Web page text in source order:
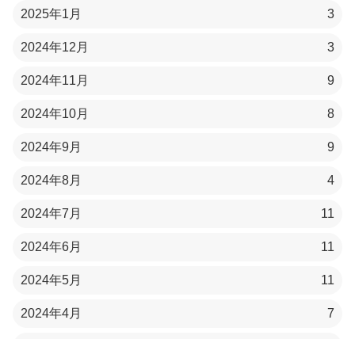
2025年1月 3
2024年12月 3
2024年11月 9
2024年10月 8
2024年9月 9
2024年8月 4
2024年7月 11
2024年6月 11
2024年5月 11
2024年4月 7